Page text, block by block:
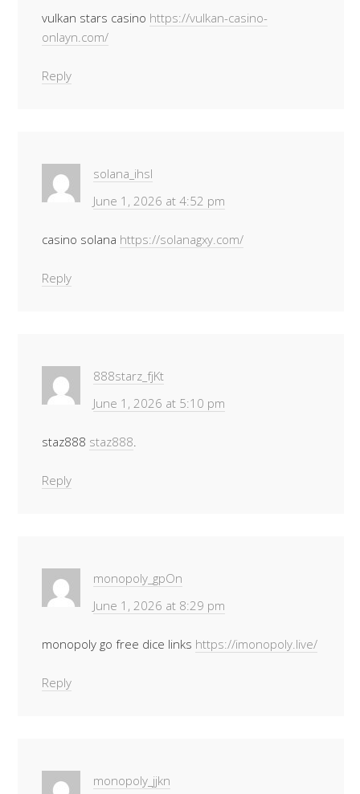
vulkan stars casino https://vulkan-casino-
onlayn.com/
Reply
solana_ihsl
June 1, 2026 at 4:52 pm
casino solana https://solanagxy.com/
Reply
888starz_fjKt
June 1, 2026 at 5:10 pm
staz888 staz888
Reply
monopoly_gpOn
June 1, 2026 at 8:29 pm
monopoly go free dice links https://imonopoly.live/
Reply
monopoly_jjkn